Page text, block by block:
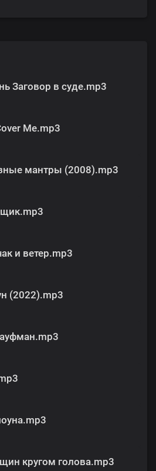
Заговор в суде.mp3
Me.mp3
мантры (2008).mp3
и ветер.mp3
(2022).mp3
кругом голова.mp3